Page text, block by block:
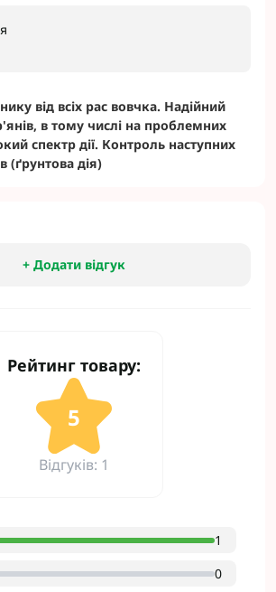
від всіх рас вовчка. Надійний
в тому числі на проблемних
спектр дії. Контроль наступних
(ґрунтова дія)
+ Додати відгук
Рейтинг товару:
5
Відгуків: 1
1
0